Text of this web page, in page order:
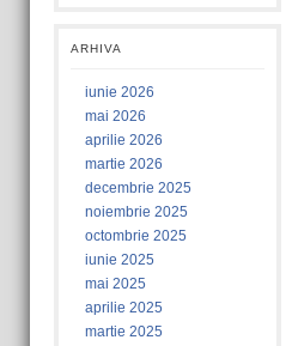
ARHIVA
iunie 2026
mai 2026
aprilie 2026
martie 2026
decembrie 2025
noiembrie 2025
octombrie 2025
iunie 2025
mai 2025
aprilie 2025
martie 2025